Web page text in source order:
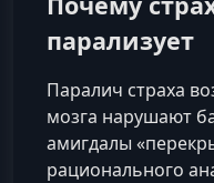
парализует
Паралич страха
мозга нарушают
амигдалы
рационального